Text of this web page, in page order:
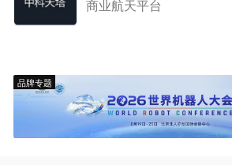
商业航天平台
品牌专题